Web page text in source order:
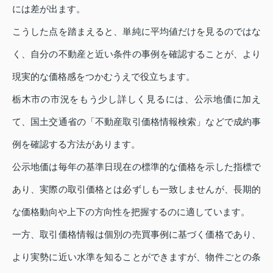
には差が出ます。
こうした点を踏まえると、単純に平均値だけを見るのではな
く、自分の不動産と近い条件の事例を確認することが、より
現実的な価格感をつかむうえで役立ちます。
栃木市の市況をもう少し詳しく見るには、公示地価に加え
て、国土交通省の「不動産取引価格情報検索」などで成約事
例を確認する方法があります。
公示地価は毎年の基準日現在の標準的な価格を示した指標で
あり、実際の取引価格とは必ずしも一致しませんが、長期的
な価格動向や上下の方向性を把握するのに適しています。
一方、取引価格情報は個別の売買事例に基づく価格であり、
より実勢に近い水準を知ることができますが、物件ごとの条